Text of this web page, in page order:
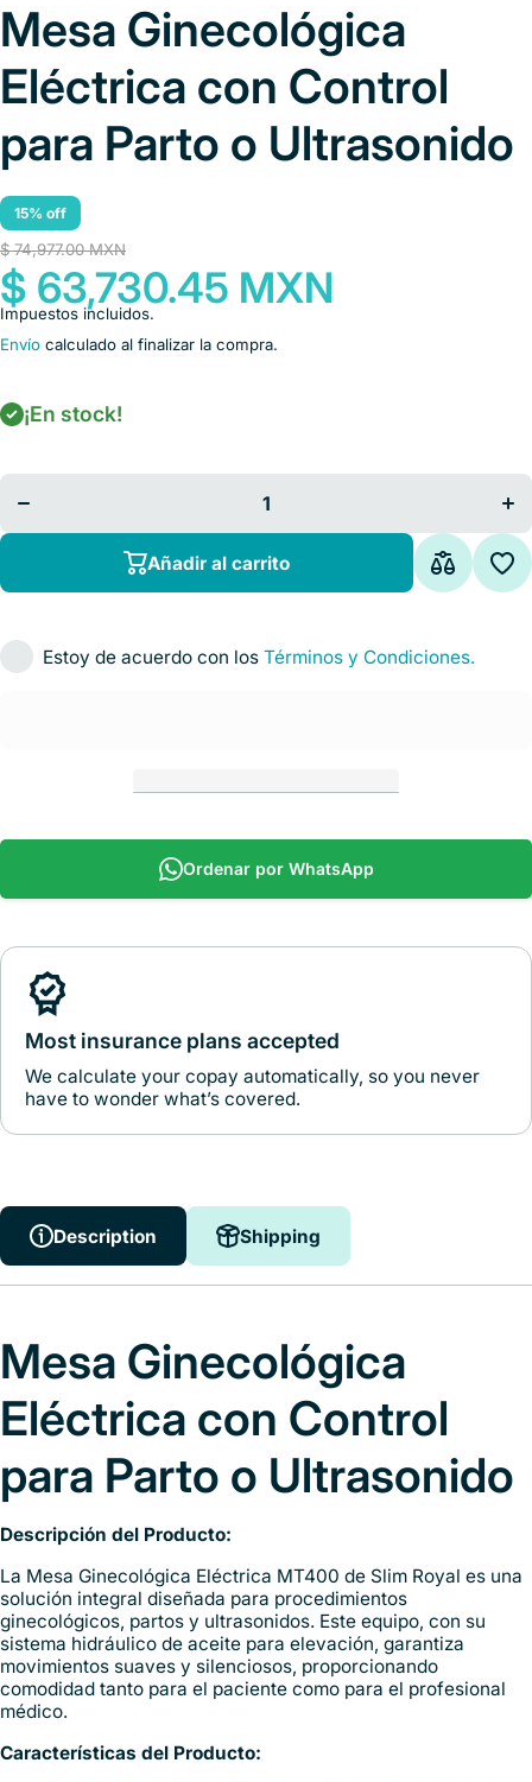
Mesa Ginecológica
Eléctrica con Control
para Parto o Ultrasonido
15% off
$ 74,977.00 MXN
$ 63,730.45 MXN
Impuestos incluidos.
Envío calculado al finalizar la compra.
¡En stock!
para Mesa
con Control
Añadir al carrito
Estoy de acuerdo con los Términos y Condiciones.
Ordenar por WhatsApp
Most insurance plans accepted
We calculate your copay automatically, so you never
have to wonder what’s covered.
Description Shipping
Mesa Ginecológica
Eléctrica con Control
para Parto o Ultrasonido
Descripción del Producto:
La Mesa Ginecológica Eléctrica MT400 de Slim Royal es una
solución integral diseñada para procedimientos
ginecológicos, partos y ultrasonidos. Este equipo, con su
sistema hidráulico de aceite para elevación, garantiza
movimientos suaves y silenciosos, proporcionando
comodidad tanto para el paciente como para el profesional
médico.
Características del Producto: